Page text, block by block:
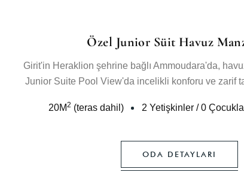
Özel Junior Süit Havuz
Girit'in Heraklion şehrine bağlı Ammoudara'da,
Junior Suite Pool View'da incelikli konforu ve zarif
20M2 (teras dahil) 2 Yetişkinler/0
ODA DETAYLARI